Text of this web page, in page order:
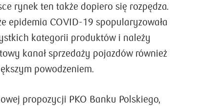
rynek ten także dopiero się rozpędza.
epidemia COVID-19 spopularyzowała
kategorii produktów i należy
kanał sprzedaży pojazdów również
powodzeniem.
propozycji PKO Banku Polskiego,